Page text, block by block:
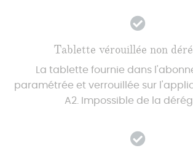
Tablette vérouillée non
La tablette fournie dans
paramétrée et verrouillée sur
A2. Impossible de la